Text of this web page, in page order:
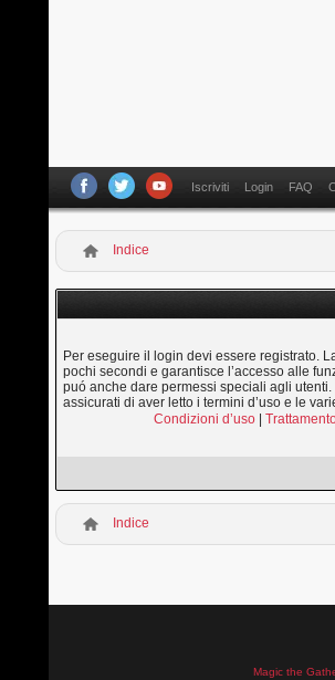
Iscriviti Login FAQ
Indice
Per eseguire il login devi essere registrato.
pochi secondi e garantisce l’accesso alle
puó anche dare permessi speciali agli
assicurati di aver letto i termini d’uso e le
Condizioni d’uso |
Indice
Magic the